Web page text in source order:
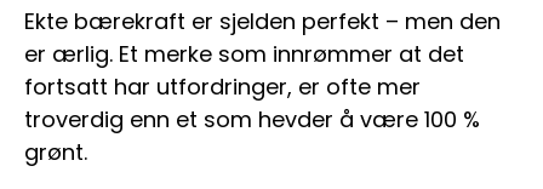
Ekte bærekraft er sjelden perfekt – men den
er ærlig. Et merke som innrømmer at det
fortsatt har utfordringer, er ofte mer
troverdig enn et som hevder å være 100 %
grønt.